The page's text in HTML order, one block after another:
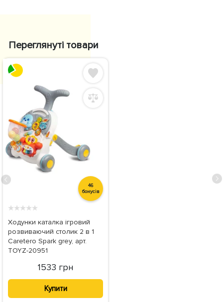
Переглянуті товари
46
бонусів
★★★★★
Ходунки каталка ігровий
розвиваючий столик 2 в 1
Caretero Spark grey, арт.
TOYZ-20951
1533 грн
Купити